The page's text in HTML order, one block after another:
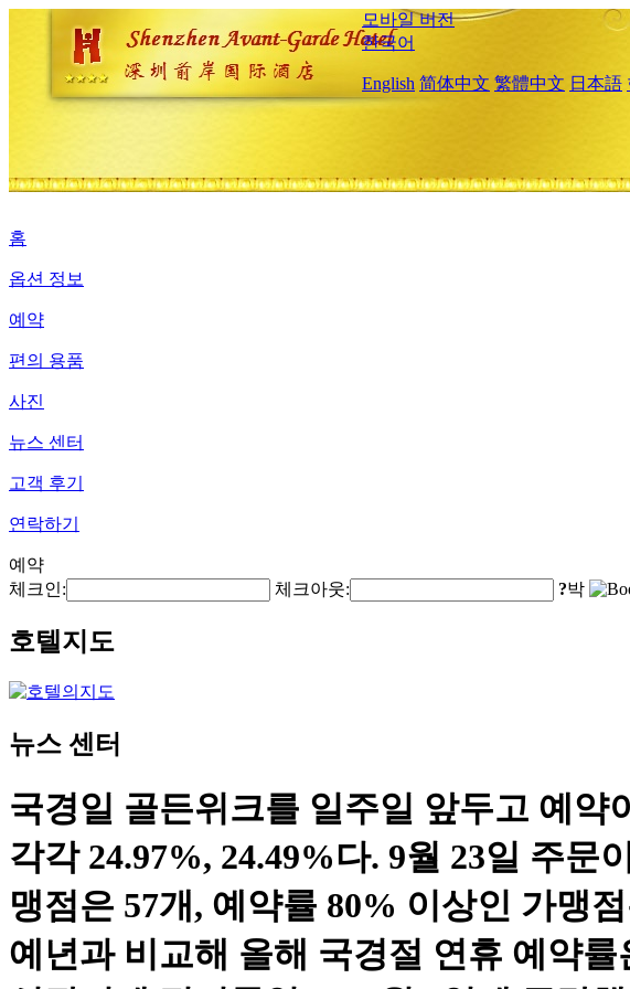
모바일 버전
한국어
English 简体中文 繁體中文 日本語
홈
옵션 정보
예약
편의 용품
사진
뉴스 센터
고객 후기
연락하기
예약
체크인:
체크아웃: ?박
호텔지도
뉴스 센터
국경일 골든위크를 일주일 앞두고 예
각각 24.97%, 24.49%다. 9월 23일 주
맹점은 57개, 예약률 80% 이상인 가맹
예년과 비교해 올해 국경절 연휴 예약